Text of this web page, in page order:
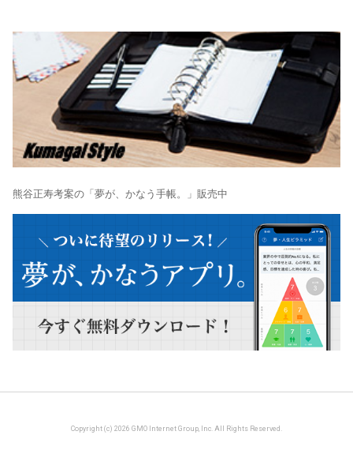
熊谷正寿考案の「夢が、かなう手帳。」販売中
Copyright (c) 2026 GMO Internet Group, Inc. All Rights Reserved.